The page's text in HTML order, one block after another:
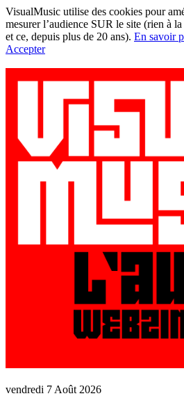
VisualMusic utilise des cookies pour
mesurer l’audience SUR le site (rien à
et ce, depuis plus de 20 ans). En savoir
Accepter
vendredi 7 Août 2026